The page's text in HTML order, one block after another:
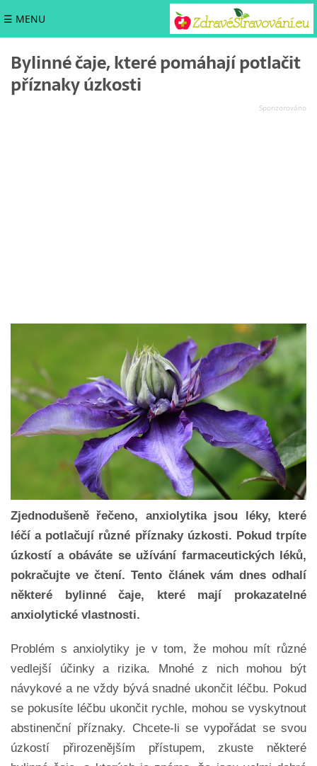
☰ MENU
Bylinné čaje, které pomáhají potlačit
příznaky úzkosti
Zjednodušeně řečeno, anxiolytika jsou léky, které
léčí a potlačují různé příznaky úzkosti. Pokud trpíte
úzkostí a obáváte se užívání farmaceutických léků,
pokračujte ve čtení. Tento článek vám dnes odhalí
některé bylinné čaje, které mají prokazatelné
anxiolytické vlastnosti.
Problém s anxiolytiky je v tom, že mohou mít různé
vedlejší účinky a rizika. Mnohé z nich mohou být
návykové a ne vždy bývá snadné ukončit léčbu. Pokud
se pokusíte léčbu ukončit rychle, mohou se vyskytnout
abstinenční příznaky. Chcete-li se vypořádat se svou
úzkostí přirozenějším přístupem, zkuste některé